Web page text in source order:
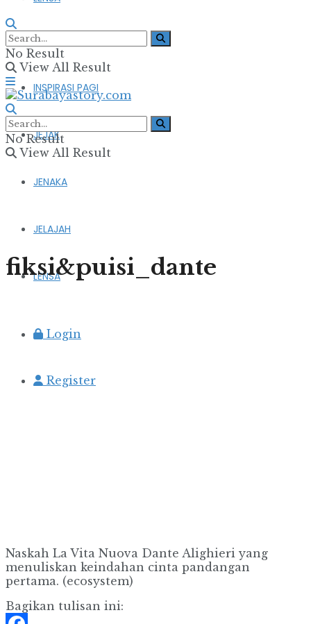
FIKSI & PUISI
INSPIRASI PAGI
JEJAK
JENAKA
JELAJAH
LENSA
Login
Register
No Result
View All Result
No Result
View All Result
fiksi&puisi_dante
Naskah La Vita Nuova Dante Alighieri yang
menuliskan keindahan cinta pandangan
pertama. (ecosystem)
Bagikan tulisan ini: